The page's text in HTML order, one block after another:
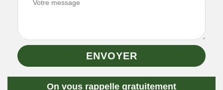
On vous rappelle gratuitement